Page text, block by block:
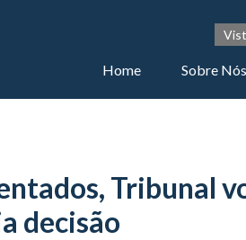
Home Sobre Nós
Tribunal
decisão